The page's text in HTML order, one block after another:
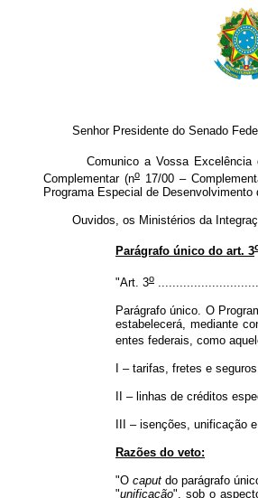
Senhor Presidente do Senado
Comunico a Vossa Excelência
Complementar (no17/00 –
Programa Especial de
Ouvidos, os Ministérios da
Parágrafo único do art. 3
"Art. 3o
Parágrafo único. O
estabelecerá, mediante
entes federais, como
I – tarifas, fretes e
II – linhas de créditos
III – isenções, unificação
Razões do veto:
"Ocaput do parágrafo
"unificação", sob o